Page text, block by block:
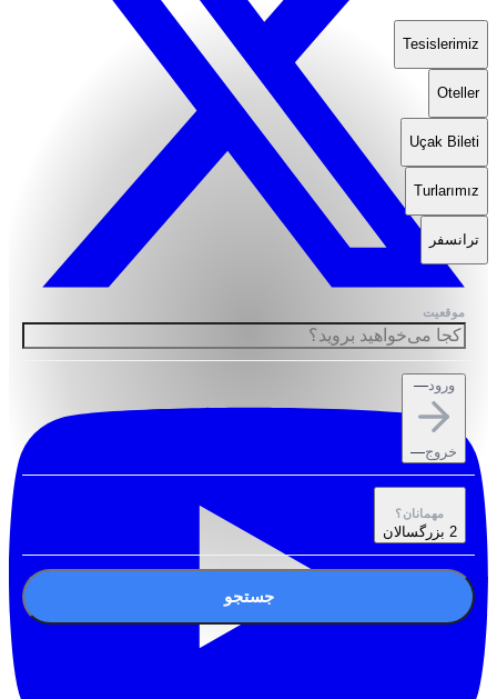
Tesislerimiz
Oteller
Uçak Bileti
Turlarımız
ترانسفر
موقعیت
ورود—
خروج—
مهمانان؟
2 بزرگسالان
جستجو